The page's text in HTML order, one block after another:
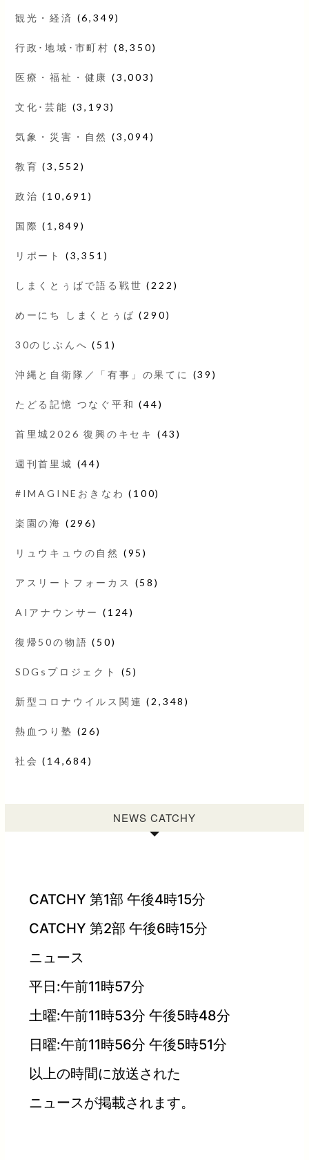
観光・経済 (6,349)
行政･地域･市町村 (8,350)
医療・福祉・健康 (3,003)
文化･芸能 (3,193)
気象・災害・自然 (3,094)
教育 (3,552)
政治 (10,691)
国際 (1,849)
リポート (3,351)
しまくとぅばで語る戦世 (222)
めーにち しまくとぅば (290)
30のじぶんへ (51)
沖縄と自衛隊／「有事」の果てに (39)
たどる記憶 つなぐ平和 (44)
首里城2026 復興のキセキ (43)
週刊首里城 (44)
#IMAGINEおきなわ (100)
楽園の海 (296)
リュウキュウの自然 (95)
アスリートフォーカス (58)
AIアナウンサー (124)
復帰50の物語 (50)
SDGsプロジェクト (5)
新型コロナウイルス関連 (2,348)
熱血つり塾 (26)
社会 (14,684)
NEWS CATCHY
CATCHY 第1部 午後4時15分
CATCHY 第2部 午後6時15分
ニュース
平日:午前11時57分
土曜:午前11時53分 午後5時48分
日曜:午前11時56分 午後5時51分
以上の時間に放送された
ニュースが掲載されます。